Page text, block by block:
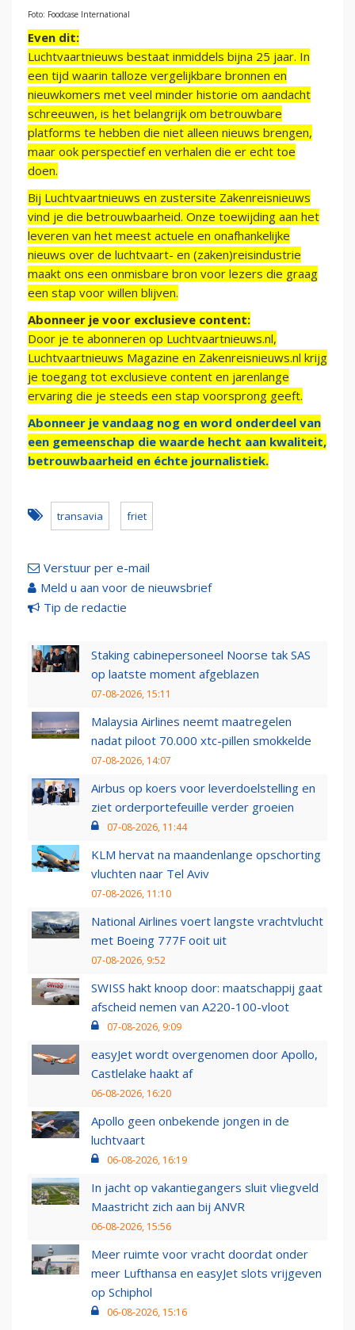
Foto: Foodcase International
Even dit:
Luchtvaartnieuws bestaat inmiddels bijna 25 jaar. In
een tijd waarin talloze vergelijkbare bronnen en
nieuwkomers met veel minder historie om aandacht
schreeuwen, is het belangrijk om betrouwbare
platforms te hebben die niet alleen nieuws brengen,
maar ook perspectief en verhalen die er echt toe
doen.
Bij Luchtvaartnieuws en zustersite Zakenreisnieuws
vind je die betrouwbaarheid. Onze toewijding aan het
leveren van het meest actuele en onafhankelijke
nieuws over de luchtvaart- en (zaken)reisindustrie
maakt ons een onmisbare bron voor lezers die graag
een stap voor willen blijven.
Abonneer je voor exclusieve content:
Door je te abonneren op Luchtvaartnieuws.nl,
Luchtvaartnieuws Magazine en Zakenreisnieuws.nl krijg
je toegang tot exclusieve content en jarenlange
ervaring die je steeds een stap voorsprong geeft.
Abonneer je vandaag nog en word onderdeel van
een gemeenschap die waarde hecht aan kwaliteit,
betrouwbaarheid en échte journalistiek.
transavia friet
Verstuur per e-mail
Meld u aan voor de nieuwsbrief
Tip de redactie
Staking cabinepersoneel Noorse tak SAS
op laatste moment afgeblazen
07-08-2026, 15:11
Malaysia Airlines neemt maatregelen
nadat piloot 70.000 xtc-pillen smokkelde
07-08-2026, 14:07
Airbus op koers voor leverdoelstelling en
ziet orderportefeuille verder groeien
07-08-2026, 11:44
KLM hervat na maandenlange opschorting
vluchten naar Tel Aviv
07-08-2026, 11:10
National Airlines voert langste vrachtvlucht
met Boeing 777F ooit uit
07-08-2026, 9:52
SWISS hakt knoop door: maatschappij gaat
afscheid nemen van A220-100-vloot
07-08-2026, 9:09
easyJet wordt overgenomen door Apollo,
Castlelake haakt af
06-08-2026, 16:20
Apollo geen onbekende jongen in de
luchtvaart
06-08-2026, 16:19
In jacht op vakantiegangers sluit vliegveld
Maastricht zich aan bij ANVR
06-08-2026, 15:56
Meer ruimte voor vracht doordat onder
meer Lufthansa en easyJet slots vrijgeven
op Schiphol
06-08-2026, 15:16